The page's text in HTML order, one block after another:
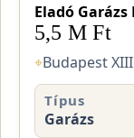
Eladó
5,5 M Ft
⌖Budapest
Típus
Garázs